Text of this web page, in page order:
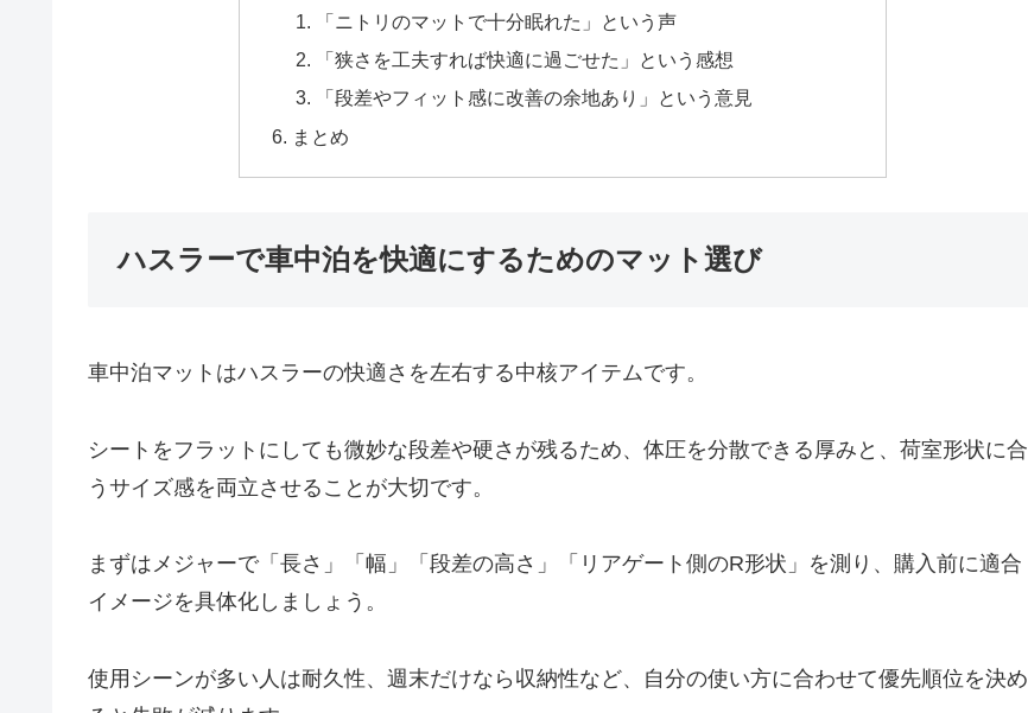
「ニトリのマットで十分眠れた」という声
「狭さを工夫すれば快適に過ごせた」という感想
「段差やフィット感に改善の余地あり」という意見
まとめ
ハスラーで車中泊を快適にするためのマット選び
車中泊マットはハスラーの快適さを左右する中核アイテムです。
シートをフラットにしても微妙な段差や硬さが残るため、体圧を分散できる厚みと、荷室形状に合
うサイズ感を両立させることが大切です。
まずはメジャーで「長さ」「幅」「段差の高さ」「リアゲート側のR形状」を測り、購入前に適合
イメージを具体化しましょう。
使用シーンが多い人は耐久性、週末だけなら収納性など、自分の使い方に合わせて優先順位を決め